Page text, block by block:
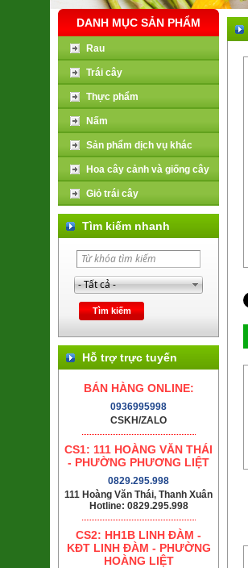
DANH MỤC SẢN PHẨM
Rau
Trái cây
Thực phẩm
Nấm
Sản phẩm dịch vụ khác
Hoa cây cảnh và giống cây
Giỏ trái cây
Tìm kiếm nhanh
Hỗ trợ trực tuyến
BÁN HÀNG ONLINE:
0936995998
CSKH/ZALO
CS1: 111 HOÀNG VĂN THÁI
- PHƯỜNG PHƯƠNG LIỆT
0829.295.998
111 Hoàng Văn Thái, Thanh Xuân
Hotline: 0829.295.998
CS2: HH1B LINH ĐÀM -
KĐT LINH ĐÀM - PHƯỜNG
HOÀNG LIỆT